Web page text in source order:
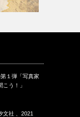
１弾「写真家
う！」
文社 、2021